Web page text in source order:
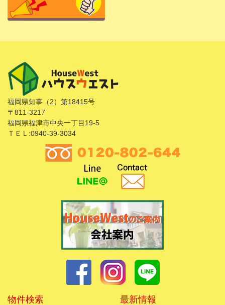
福岡県知事（2）第18415号
〒811-3217
福岡県福津市中央一丁目19-5
ＴＥＬ:0940-39-3034
物件検索 最新情報